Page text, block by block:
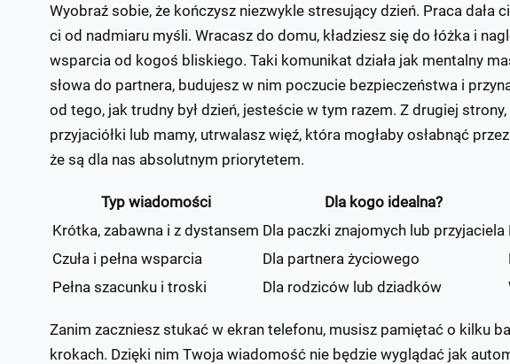
Wyobraź sobie, że kończysz niezwykle stresujący dzień. Praca dała
ci od nadmiaru myśli. Wracasz do domu, kładziesz się do łóżka i
wsparcia od kogoś bliskiego. Taki komunikat działa jak mentalny
słowa do partnera, budujesz w nim poczucie bezpieczeństwa i
od tego, jak trudny był dzień, jesteście w tym razem. Z drugiej
przyjaciółki lub mamy, utrwalasz więź, która mogłaby osłabnąć
że są dla nas absolutnym priorytetem.
Typ wiadomości Dla kogo idealna?
Krótka, zabawna i z dystansem Dla paczki znajomych lub przyjaciela
Czuła i pełna wsparcia
Dla partnera życiowego
Pełna szacunku i troski
Dla rodziców lub dziadków
Zanim zaczniesz stukać w ekran telefonu, musisz pamiętać o kilku
krokach. Dzięki nim Twoja wiadomość nie będzie wyglądać jak